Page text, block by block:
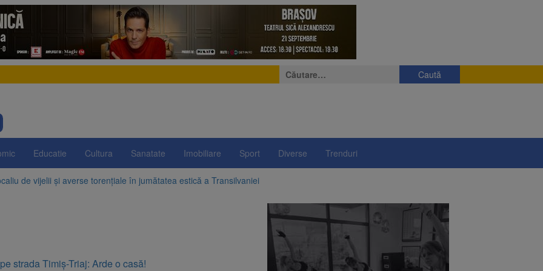
Caută
după:
Educatie Cultura Sanatate Imobiliare Sport Diverse Trenduri
de vijelii și averse torențiale în jumătatea estică a Transilvaniei
Victoria, reținut după ce și-ar fi agresat soția de două ori în câteva zile
i-au condus pe polițiști la cioate. Bărbat prins în pădure la Ormeniș
platforma suspeND.ro pentru urmărirea inițiativei de suspendare a președintelui Nicușor
strada Timiș-Triaj: Arde o casă!